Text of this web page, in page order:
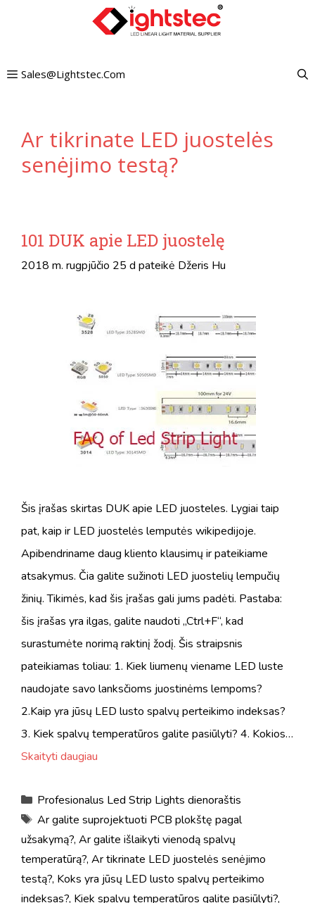
Sales@lightstec.com
Ar tikrinate LED juostelės
senėjimo testą?
101 DUK apie LED juostelę
2018 m. rugpjūčio 25 d pateikė Džeris Hu
Šis įrašas skirtas DUK apie LED juosteles. Lygiai taip
pat, kaip ir LED juostelės lemputės wikipedijoje.
Apibendriname daug kliento klausimų ir pateikiame
atsakymus. Čia galite sužinoti LED juostelių lempučių
žinių. Tikimės, kad šis įrašas gali jums padėti. Pastaba:
šis įrašas yra ilgas, galite naudoti „Ctrl+F“, kad
surastumėte norimą raktinį žodį. Šis straipsnis
pateikiamas toliau: 1. Kiek liumenų viename LED luste
naudojate savo lanksčioms juostinėms lempoms?
2.Kaip yra jūsų LED lusto spalvų perteikimo indeksas?
3. Kiek spalvų temperatūros galite pasiūlyti? 4. Kokios…
Skaityti daugiau
Kategorijos
Profesionalus Led Strip Lights dienoraštis
Žymos
Ar galite suprojektuoti PCB plokštę pagal
užsakymą?, Ar galite išlaikyti vienodą spalvų
temperatūrą?, Ar tikrinate LED juostelės senėjimo
testą?, Koks yra jūsų LED lusto spalvų perteikimo
indeksas?, Kiek spalvų temperatūros galite pasiūlyti?,